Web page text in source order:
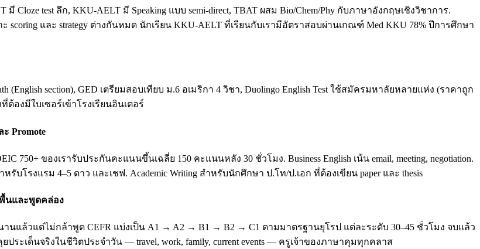
Cloze test ลึก, KKU-AELT มี Speaking แบบ semi-direct, TBAT ผสม Bio/Chem/Phy กับภาษาอังกฤษเชิงวิชาการ.
และ strategy ต่างกันหมด นักเรียน KKU-AELT ที่เรียนกับเรามีอัตราสอบผ่านเกณฑ์ Med KKU 78% ปีการศึกษา
section), GED เตรียมสอบเทียบ ม.6 อเมริกา 4 วิชา, Duolingo English Test ใช้สมัครมหาลัยหลายแห่ง (ราคาถูก
ต้องมีใบเซอร์เข้าโรงเรียนอินเตอร์
ะ Promote
ของเรารับประกันคะแนนขึ้นเฉลี่ย 150 คะแนนหลัง 30 ชั่วโมง. Business English เน้น email, meeting, negotiation.
หรับโรงแรม 4–5 ดาว และเชฟ. Academic Writing สำหรับนักศึกษา ป.โท/ป.เอก ที่ต้องเขียน paper และ thesis
พื้นและพูดคล่อง
นแล้วแต่ไม่กล้าพูด CEFR แบ่งเป็น A1 → A2 → B1 → B2 → C1 ตามมาตรฐานยุโรป แต่ละระดับ 30–45 ชั่วโมง จบแล้ว
ยประเด็นจริงในชีวิตประจำวัน — travel, work, family, current events — ครูเจ้าของภาษาคุมทุกคลาส